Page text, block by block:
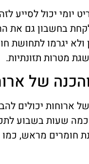
יומי יכול לסייע
בחשבון גם את
ולא יגרמו
מטרות תזונתיות.
של
ארוחות יכולים
שעות בשבוע
חומרים מראש, כמו